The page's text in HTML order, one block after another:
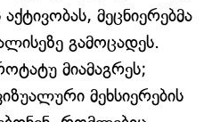
მეცნიერებმა
გამოცადეს.
მიამაგრეს;
მეხსიერების